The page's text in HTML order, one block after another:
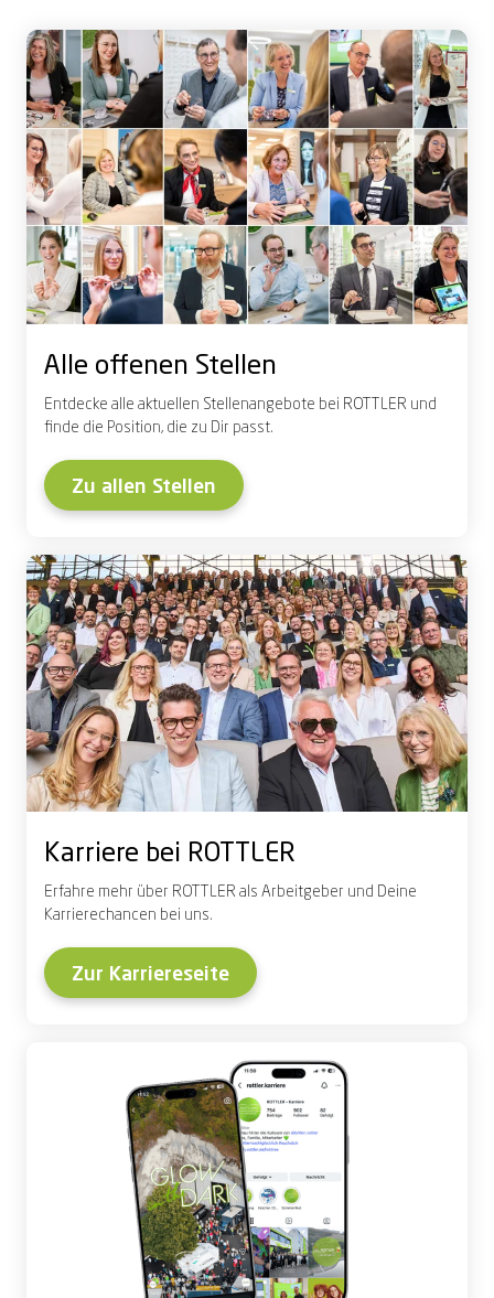
Alle offenen Stellen
Entdecke alle aktuellen Stellenangebote bei ROTTLER und
finde die Position, die zu Dir passt.
Zu allen Stellen
Karriere bei ROTTLER
Erfahre mehr über ROTTLER als Arbeitgeber und Deine
Karrierechancen bei uns.
Zur Karriereseite